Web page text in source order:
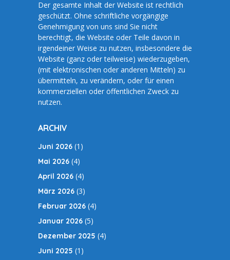
Der gesamte Inhalt der Website ist rechtlich
geschützt. Ohne schriftliche vorgängige
Genehmigung von uns sind Sie nicht
berechtigt, die Website oder Teile davon in
irgendeiner Weise zu nutzen, insbesondere die
Website (ganz oder teilweise) wiederzugeben,
(mit elektronischen oder anderen Mitteln) zu
übermitteln, zu verändern, oder für einen
kommerziellen oder öffentlichen Zweck zu
nutzen.
ARCHIV
Juni 2026 (1)
Mai 2026 (4)
April 2026 (4)
März 2026 (3)
Februar 2026 (4)
Januar 2026 (5)
Dezember 2025 (4)
Juni 2025 (1)